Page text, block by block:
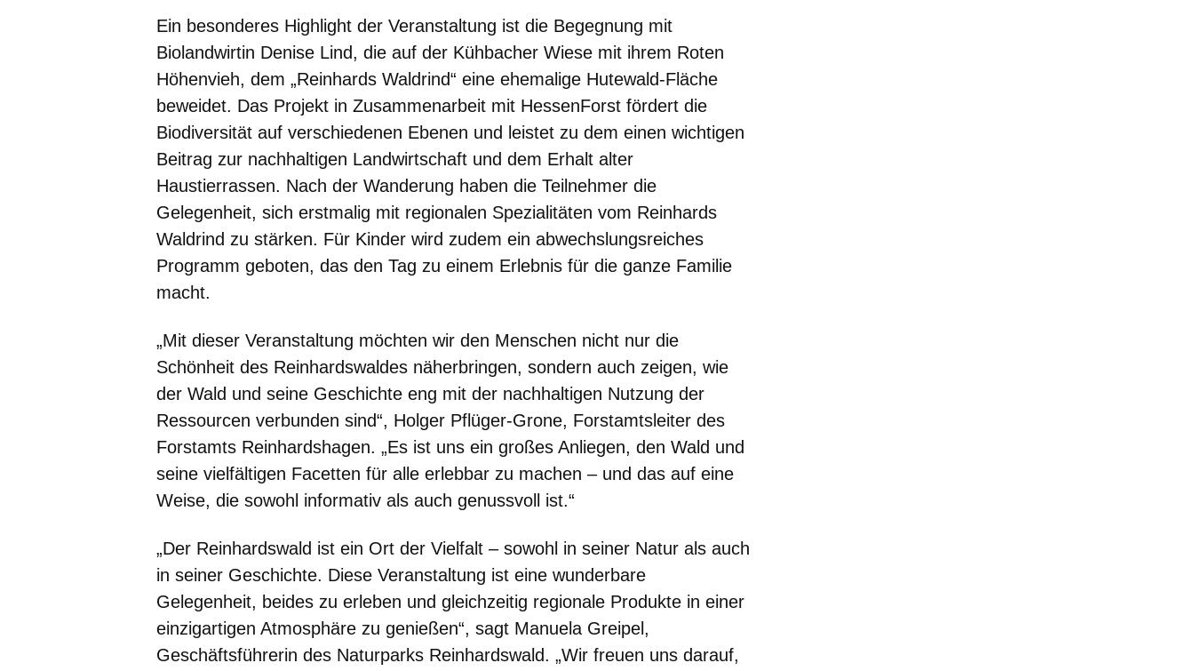
Ein besonderes Highlight der Veranstaltung ist die Begegnung mit
Biolandwirtin Denise Lind, die auf der Kühbacher Wiese mit ihrem Roten
Höhenvieh, dem „Reinhards Waldrind“ eine ehemalige Hutewald-Fläche
beweidet. Das Projekt in Zusammenarbeit mit HessenForst fördert die
Biodiversität auf verschiedenen Ebenen und leistet zu dem einen wichtigen
Beitrag zur nachhaltigen Landwirtschaft und dem Erhalt alter
Haustierrassen. Nach der Wanderung haben die Teilnehmer die
Gelegenheit, sich erstmalig mit regionalen Spezialitäten vom Reinhards
Waldrind zu stärken. Für Kinder wird zudem ein abwechslungsreiches
Programm geboten, das den Tag zu einem Erlebnis für die ganze Familie
macht.
„Mit dieser Veranstaltung möchten wir den Menschen nicht nur die
Schönheit des Reinhardswaldes näherbringen, sondern auch zeigen, wie
der Wald und seine Geschichte eng mit der nachhaltigen Nutzung der
Ressourcen verbunden sind“, Holger Pflüger-Grone, Forstamtsleiter des
Forstamts Reinhardshagen. „Es ist uns ein großes Anliegen, den Wald und
seine vielfältigen Facetten für alle erlebbar zu machen – und das auf eine
Weise, die sowohl informativ als auch genussvoll ist.“
„Der Reinhardswald ist ein Ort der Vielfalt – sowohl in seiner Natur als auch
in seiner Geschichte. Diese Veranstaltung ist eine wunderbare
Gelegenheit, beides zu erleben und gleichzeitig regionale Produkte in einer
einzigartigen Atmosphäre zu genießen“, sagt Manuela Greipel,
Geschäftsführerin des Naturparks Reinhardswald. „Wir freuen uns darauf,